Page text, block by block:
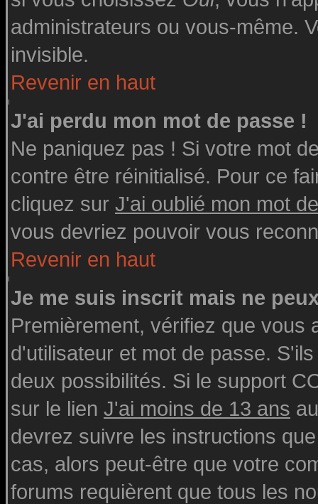
administrateurs ou vous-même.
invisible.
Revenir en haut
J'ai perdu mon mot de passe !
Ne paniquez pas ! Si votre mot
contre être réinitialisé. Pour ce
cliquez sur J'ai oublié mon mot
vous devriez pouvoir vous
Revenir en haut
Je me suis inscrit mais ne
Premièrement, vérifiez que
d'utilisateur et mot de passe.
deux possibilités. Si le support
sur le lien J'ai moins de 13 ans
devrez suivre les instructions
cas, alors peut-être que votre
forums requièrent que tous les